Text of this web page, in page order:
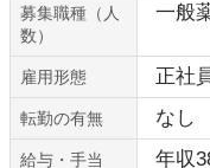
募集職種（人
数）
一般
雇用形態 正社
転勤の有無 なし
給与・手当
年収